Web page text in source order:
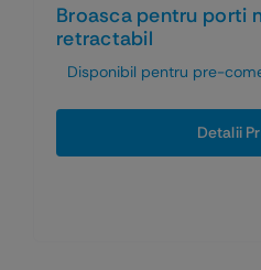
Broasca pentru porti
retractabil
Disponibil pentru pre-
Detalii